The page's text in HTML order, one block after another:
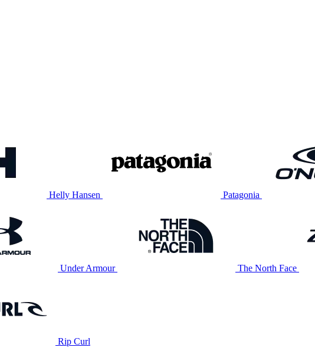
Helly Hansen Patagonia
Under Armour The North Face
Rip Curl